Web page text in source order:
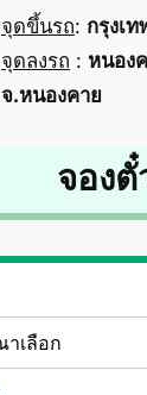
จุดขึ้นรถ: กรุงเท
จุดลงรถ : หนอง
จ.หนองคาย
จอง